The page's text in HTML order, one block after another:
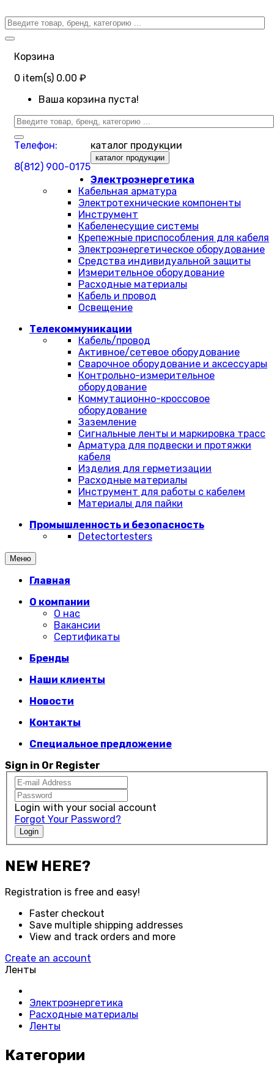
Корзина
0 item(s) 0.00 ₽
Ваша корзина пуста!
Телефон:
8(812) 900-0175
каталог продукции
каталог продукции
Электроэнергетика
Кабельная арматура
Электротехнические компоненты
Инструмент
Кабеленесущие системы
Крепежные приспособления для кабеля
Электроэнергетическое оборудование
Средства индивидуальной защиты
Измерительное оборудование
Расходные материалы
Кабель и провод
Освещение
Телекоммуникации
Кабель/провод
Активное/сетевое оборудование
Сварочное оборудование и аксессуары
Контрольно-измерительное
оборудование
Коммутационно-кроссовое
оборудование
Заземление
Сигнальные ленты и маркировка трасс
Арматура для подвески и протяжки
кабеля
Изделия для герметизации
Расходные материалы
Инструмент для работы с кабелем
Материалы для пайки
Промышленность и безопасность
Detectortesters
Меню
Главная
О компании
О нас
Вакансии
Сертификаты
Бренды
Наши клиенты
Новости
Контакты
Специальное предложение
Sign in Or Register
Login with your social account
Forgot Your Password?
Login
NEW HERE?
Registration is free and easy!
Faster checkout
Save multiple shipping addresses
View and track orders and more
Create an account
Ленты
Электроэнергетика
Расходные материалы
Ленты
Категории